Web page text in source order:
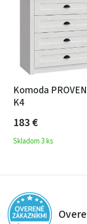
Komoda
K4
183€
Skladom 3 ks